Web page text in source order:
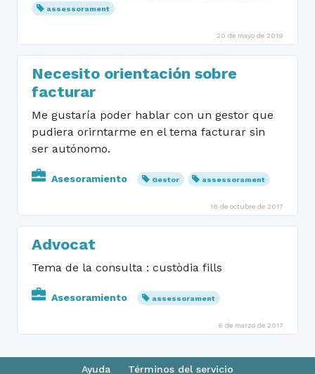
assessorament
20 de mayo de 2019
Necesito orientación sobre
facturar
Me gustaría poder hablar con un gestor que
pudiera orirntarme en el tema facturar sin
ser autónomo.
Asesoramiento Gestor assessorament
16 de octubre de 2017
Advocat
Tema de la consulta : custòdia fills
Asesoramiento assessorament
6 de marzo de 2017
Ayuda Términos del servicio